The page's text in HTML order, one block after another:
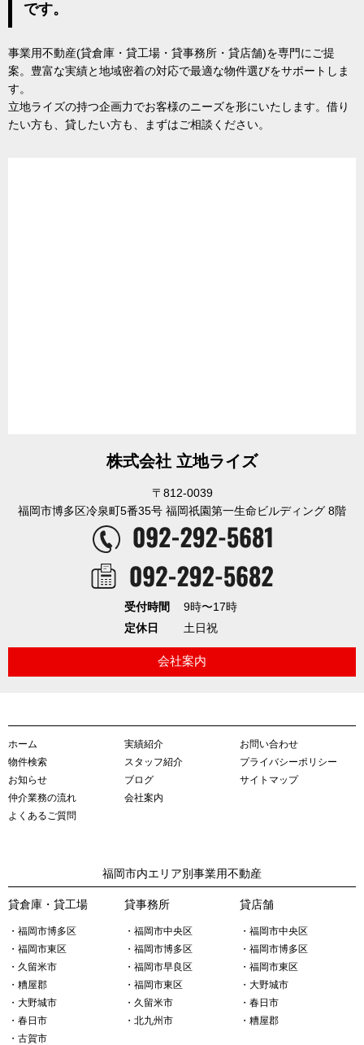
です。
事業用不動産(貸倉庫・貸工場・貸事務所・貸店舗)を専門にご提
案。豊富な実績と地域密着の対応で最適な物件選びをサポートしま
す。
立地ライズの持つ企画力でお客様のニーズを形にいたします。借り
たい方も、貸したい方も、まずはご相談ください。
株式会社 立地ライズ
〒812-0039
福岡市博多区冷泉町5番35号 福岡祇園第一生命ビルディング 8階
受付時間
9時〜17時
定休日
土日祝
会社案内
ホーム
物件検索
お知らせ
仲介業務の流れ
よくあるご質問
実績紹介
スタッフ紹介
ブログ
会社案内
お問い合わせ
プライバシーポリシー
サイトマップ
福岡市内エリア別事業用不動産
貸倉庫・貸工場
・福岡市博多区
・福岡市東区
・久留米市
・糟屋郡
・大野城市
・春日市
・古賀市
貸事務所
・福岡市中央区
・福岡市博多区
・福岡市早良区
・福岡市東区
・久留米市
・北九州市
貸店舗
・福岡市中央区
・福岡市博多区
・福岡市東区
・大野城市
・春日市
・糟屋郡